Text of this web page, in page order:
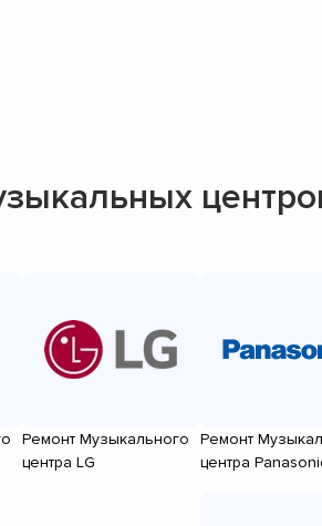
Ремонт Музыкального
центра LG
Ремонт
центра